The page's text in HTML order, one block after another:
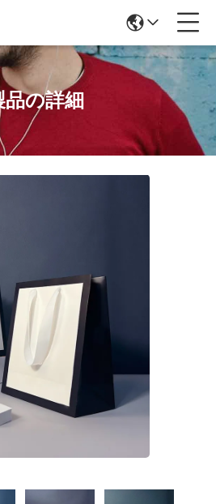
品の詳細